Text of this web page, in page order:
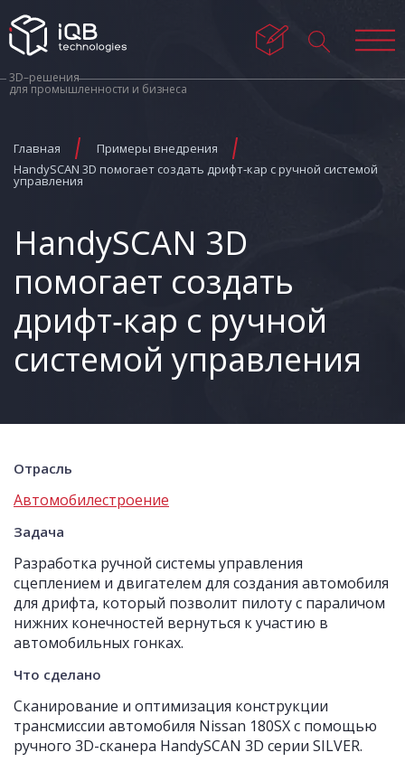
3D–решения
для промышленности и бизнеса
Главная
Примеры внедрения
HandySCAN 3D помогает создать дрифт‑кар с ручной системой
управления
HandySCAN 3D
помогает создать
дрифт‑кар с ручной
системой управления
Отрасль
Автомобилестроение
Задача
Разработка ручной системы управления
сцеплением и двигателем для создания автомобиля
для дрифта, который позволит пилоту с параличом
нижних конечностей вернуться к участию в
автомобильных гонках.
Что сделано
Сканирование и оптимизация конструкции
трансмиссии автомобиля Nissan 180SX с помощью
ручного 3D-сканера HandySCAN 3D серии SILVER.